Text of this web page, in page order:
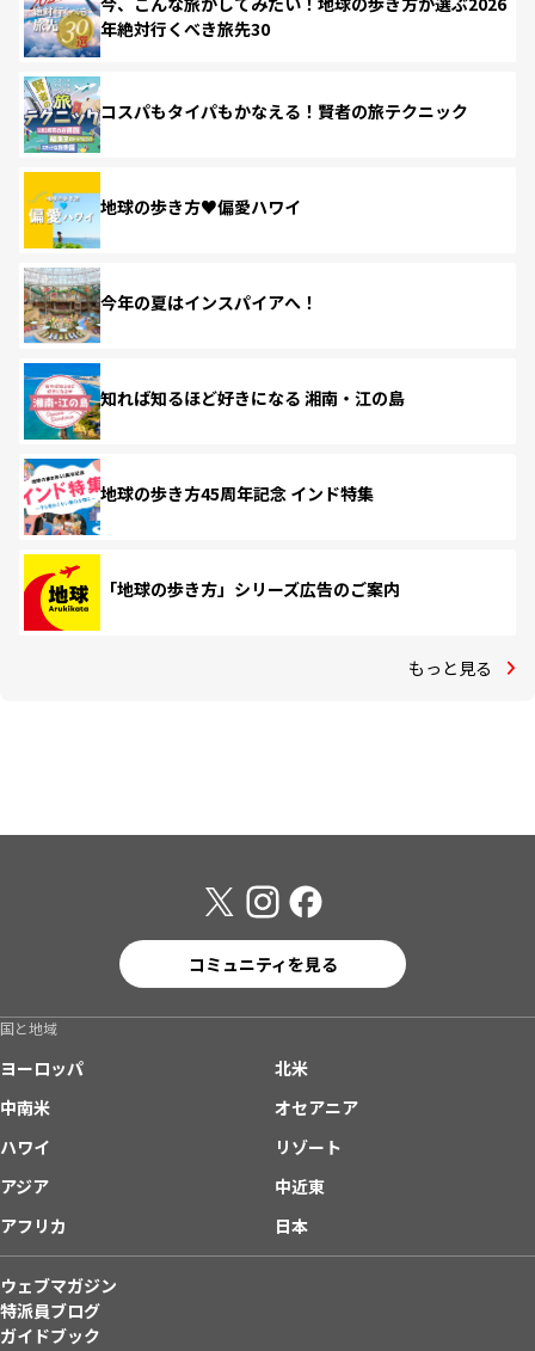
年絶対行くべき旅先30
コスパもタイパもかなえる！賢者の旅テクニック
地球の歩き方♥偏愛ハワイ
今年の夏はインスパイアへ！
知れば知るほど好きになる 湘南・江の島
地球の歩き方45周年記念 インド特集
「地球の歩き方」シリーズ広告のご案内
もっと見る
コミュニティを見る
国と地域
ヨーロッパ
北米
中南米
オセアニア
ハワイ
リゾート
アジア
中近東
アフリカ
日本
ウェブマガジン
特派員ブログ
ガイドブック